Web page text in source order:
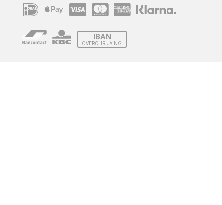
IBAN
OVERCHRIJVING